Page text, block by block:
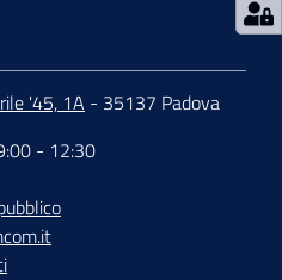
'45, 1A - 35137 Padova
- 12:30